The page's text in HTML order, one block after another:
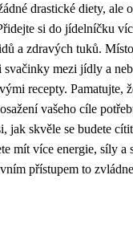
drastické diety, ale o
si do jídelníčku
a zdravých tuků.
svačinky mezi jídly a
recepty. Pamatujte,
vašeho cíle
jak skvěle se budete
mít více energie, síly a
přístupem to